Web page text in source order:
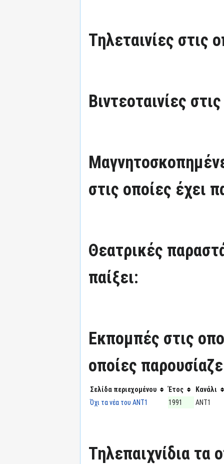
Τηλεταινίες στις
Βιντεοταινίες
στις οποίες έχει
Θεατρικές
παίξει:
Εκπομπές στις
οποίες
Σελίδα περιεχομένου Έτος
Κανάλι
Όχι τα νέα του ΑΝΤ1
1991 ΑΝΤ1
Τηλεπαιχνίδια τα